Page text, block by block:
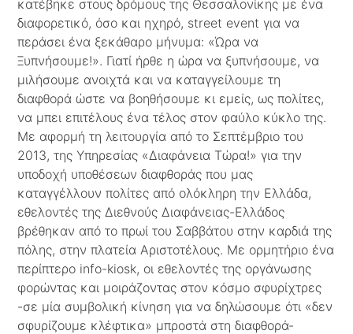
κατέβηκε στους δρόμους της Θεσσαλονίκης με ένα
διαφορετικό, όσο και ηχηρό, street event για να
περάσει ένα ξεκάθαρο μήνυμα: «Ώρα να
Ξυπνήσουμε!». Γιατί ήρθε η ώρα να ξυπνήσουμε, να
μιλήσουμε ανοιχτά και να καταγγείλουμε τη
διαφθορά ώστε να βοηθήσουμε κι εμείς, ως πολίτες,
να μπει επιτέλους ένα τέλος στον φαύλο κύκλο της.
Με αφορμή τη λειτουργία από το Σεπτέμβριο του
2013, της Υπηρεσίας «Διαφάνεια Τώρα!» για την
υποδοχή υποθέσεων διαφθοράς που μας
καταγγέλλουν πολίτες από ολόκληρη την Ελλάδα,
εθελοντές της Διεθνούς Διαφάνειας-Ελλάδος
βρέθηκαν από το πρωί του Σαββάτου στην καρδιά της
πόλης, στην πλατεία Αριστοτέλους. Με ορμητήριο ένα
περίπτερο info-kiosk, οι εθελοντές της οργάνωσης
φορώντας και μοιράζοντας στον κόσμο σφυρίχτρες
-σε μία συμβολική κίνηση για να δηλώσουμε ότι «δεν
σφυρίζουμε κλέφτικα» μπροστά στη διαφθορά-